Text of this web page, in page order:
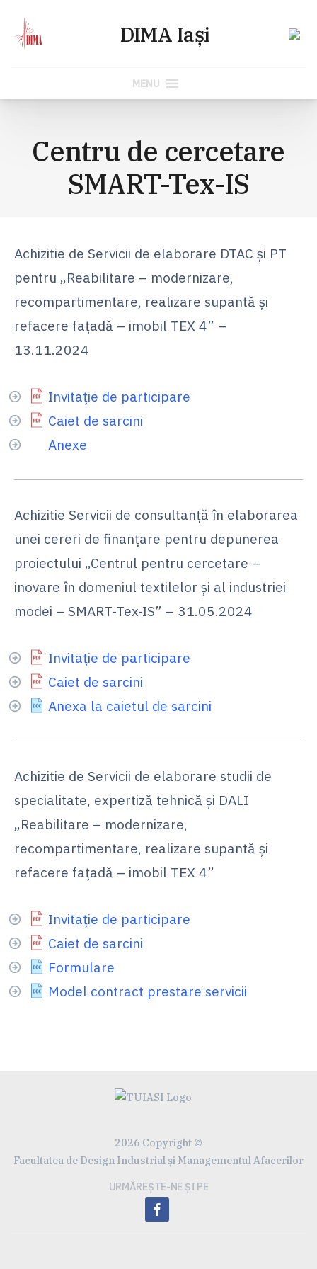
content
MENU
Centru de cercetare
SMART-Tex-IS
Achizitie de Servicii de elaborare DTAC și PT
pentru „Reabilitare – modernizare,
recompartimentare, realizare supantă și
refacere fațadă – imobil TEX 4” –
13.11.2024
Invitație de participare
Caiet de sarcini
Anexe
Achizitie Servicii de consultanță în elaborarea
unei cereri de finanțare pentru depunerea
proiectului „Centrul pentru cercetare –
inovare în domeniul textilelor și al industriei
modei – SMART-Tex-IS” – 31.05.2024
Invitație de participare
Caiet de sarcini
Anexa la caietul de sarcini
Achizitie de Servicii de elaborare studii de
specialitate, expertiză tehnică și DALI
„Reabilitare – modernizare,
recompartimentare, realizare supantă și
refacere fațadă – imobil TEX 4”
Invitație de participare
Caiet de sarcini
Formulare
Model contract prestare servicii
2026 Copyright ©
Facultatea de Design Industrial și Managementul Afacerilor
URMĂREȘTE-NE ȘI PE